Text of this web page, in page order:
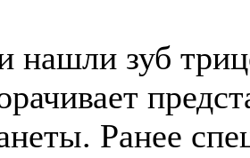
нашли зуб
Ранее